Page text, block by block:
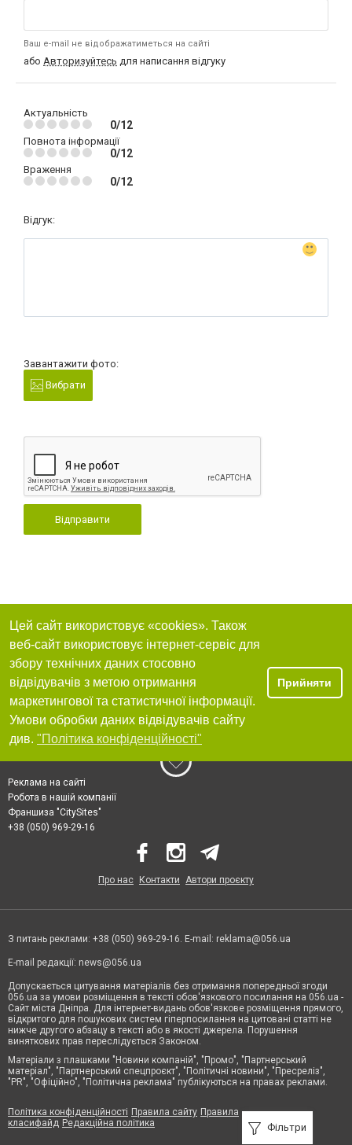
Ваш e-mail не відображатиметься на сайті
або Авторизуйтесь для написання відгуку
Актуальність
0/12
Повнота інформації
0/12
Враження
0/12
Відгук:
Завантажити фото:
Вибрати
Відправити
Фільтри
Цей сайт використовує «cookies». Також
веб-сайт використовує інтернет-сервіс для
збору технічних даних стосовно
відвідувачів з метою отримання
маркетингової та статистичної інформації.
Умови обробки даних відвідувачів сайту
див. "Політика конфіденційності"
Прийняти
Реклама на сайті
Робота в нашій компанії
Франшиза "CitySites"
+38 (050) 969-29-16
Про нас Контакти Автори проєкту
З питань реклами: +38 (050) 969-29-16. E-mail: reklama@056.ua
E-mail редакції: news@056.ua
Допускається цитування матеріалів без отримання попередньої згоди
056.ua за умови розміщення в тексті обов'язкового посилання на 056.ua -
Сайт міста Дніпра. Для інтернет-видань обов'язкове розміщення прямого,
відкритого для пошукових систем гіперпосилання на цитовані статті не
нижче другого абзацу в тексті або в якості джерела. Порушення
виняткових прав переслідується Законом.
Матеріали з плашками "Новини компаній", "Промо", "Партнерський
матеріал", "Партнерський спецпроєкт", "Політичні новини", "Пресреліз",
"PR", "Офіційно", "Політична реклама" публікуються на правах реклами.
Політика конфіденційності Правила сайту Правила
класифайд Редакційна політика